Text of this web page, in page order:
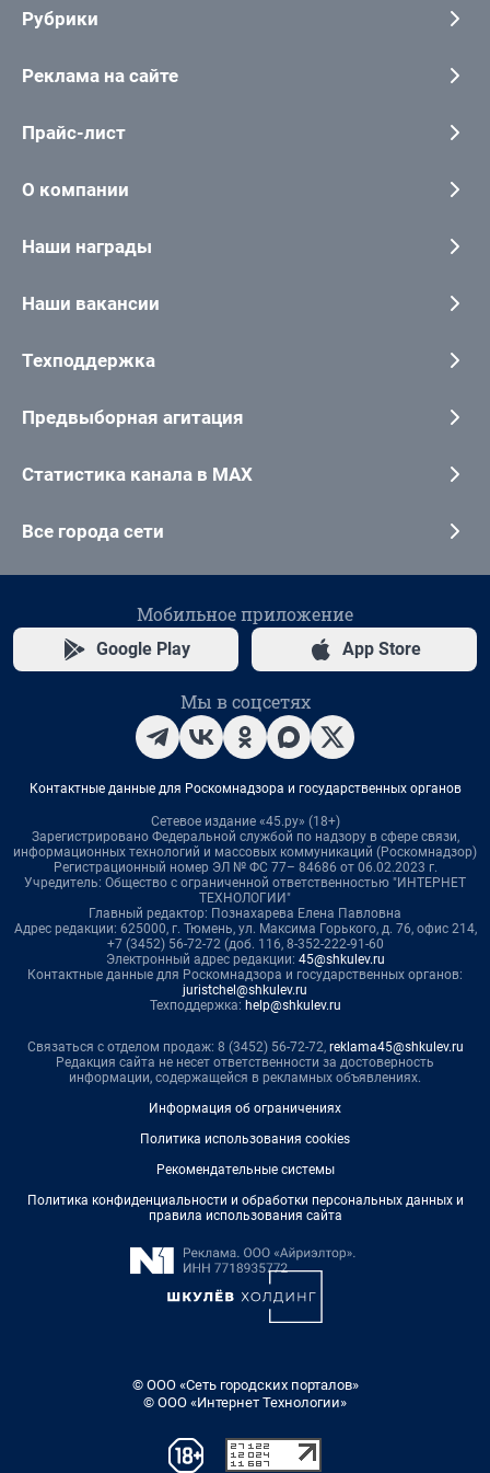
Рубрики
Реклама на сайте
Прайс-лист
О компании
Наши награды
Наши вакансии
Техподдержка
Предвыборная агитация
Статистика канала в MAX
Все города сети
Мобильное приложение
Google Play App Store
Мы в соцсетях
Контактные данные для Роскомнадзора и государственных органов
Сетевое издание «45.ру» (18+)
Зарегистрировано Федеральной службой по надзору в сфере связи,
информационных технологий и массовых коммуникаций (Роскомнадзор)
Регистрационный номер ЭЛ № ФС 77– 84686 от 06.02.2023 г.
Учредитель: Общество с ограниченной ответственностью "ИНТЕРНЕТ
ТЕХНОЛОГИИ"
Главный редактор: Познахарева Елена Павловна
Адрес редакции: 625000, г. Тюмень, ул. Максима Горького, д. 76, офис 214,
+7 (3452) 56-72-72 (доб. 116, 8-352-222-91-60
Электронный адрес редакции: 45@shkulev.ru
Контактные данные для Роскомнадзора и государственных органов:
juristchel@shkulev.ru
Техподдержка: help@shkulev.ru
Связаться с отделом продаж: 8 (3452) 56-72-72, reklama45@shkulev.ru
Редакция сайта не несет ответственности за достоверность
информации, содержащейся в рекламных объявлениях.
Информация об ограничениях
Политика использования cookies
Рекомендательные системы
Политика конфиденциальности и обработки персональных данных и
правила использования сайта
© ООО «Сеть городских порталов»
© ООО «Интернет Технологии»